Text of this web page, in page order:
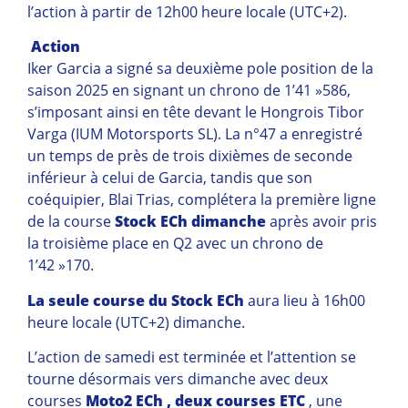
l’action à partir de 12h00 heure locale (UTC+2).
Action
Iker Garcia a signé sa deuxième pole position de la
saison 2025 en signant un chrono de 1’41 »586,
s’imposant ainsi en tête devant le Hongrois Tibor
Varga (IUM Motorsports SL). La n°47 a enregistré
un temps de près de trois dixièmes de seconde
inférieur à celui de Garcia, tandis que son
coéquipier, Blai Trias, complétera la première ligne
de la courseStock ECh dimancheaprès avoir pris
la troisième place en Q2 avec un chrono de
1’42 »170.
La seule course du Stock ECh aura lieu à 16h00
heure locale (UTC+2) dimanche.
L’action de samedi est terminée et l’attention se
tourne désormais vers dimanche avec deux
courses Moto2 ECh , deux courses ETC , une